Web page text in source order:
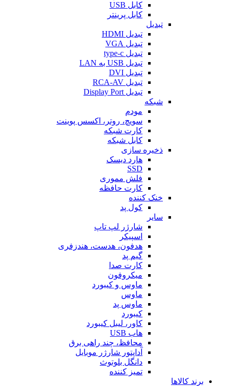
کابل USB
کابل پرینتر
تبدیل
تبدیل HDMI
تبدیل VGA
تبدیل type-c
تبدیل USB به LAN
تبدیل DVI
تبدیل RCA-AV
تبدیل Display Port
شبکه
مودم
سویچ، روتر، اکسس پوینت
کارت شبکه
کابل شبکه
ذخیره سازی
هارد دیسک
SSD
فلش مموری
کارت حافظه
خنک کننده
کول پد
سایر
شارژر لپ تاپ
اسپیکر
هدفون، هدست، هندزفری
گیم پد
کارت صدا
میکروفون
ماوس و کیبورد
ماوس
ماوس پد
کیبورد
کاور، لیبل کیبورد
هاب USB
محافظ، چند راهی برق
آداپتور شارژر موبایل
دانگل بلوتوث
تمیز کننده
برند کالاها